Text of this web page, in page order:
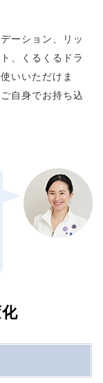
ーション、リッ
、くるくるドラ
いいただけま
自身でお持ち込